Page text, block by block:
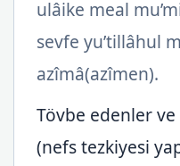
ulâike meal
sevfe yu’tillâhul
azîmâ(azîmen).
Tövbe edenler
(nefs tezkiyesi